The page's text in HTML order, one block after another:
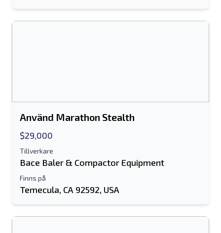
Send a Message
Mobil
Skicka
Använd Marathon Stealth
$29,000
Tillverkare
Bace Baler & Compactor Equipment
Finns på
Temecula, CA 92592, USA
Ditt fullständiga namn
ytterligare information